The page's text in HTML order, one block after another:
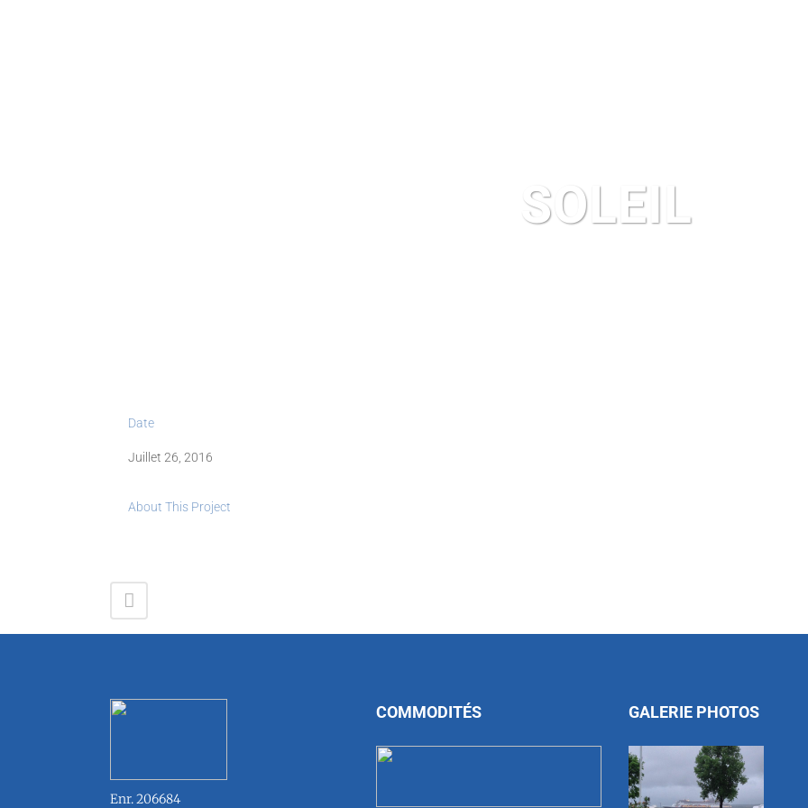
SOLEIL
Date
Juillet 26, 2016
About This Project
Enr. 206684
COMMODITÉS GALERIE PHOTOS
ZOOM